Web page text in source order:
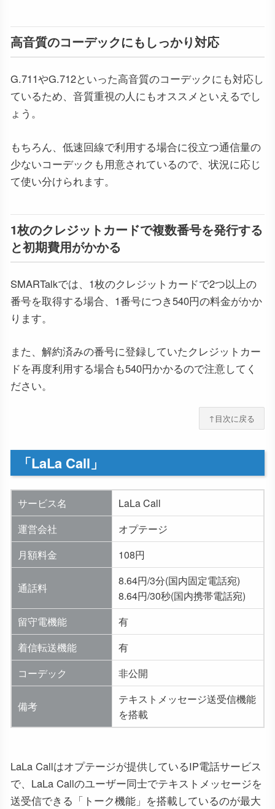
高音質のコーデックにもしっかり対応
G.711やG.712といった高音質のコーデックにも対応し
ているため、音質重視の人にもオススメといえるでし
ょう。
もちろん、低速回線で利用する場合に役立つ通信量の
少ないコーデックも用意されているので、状況に応じ
て使い分けられます。
1枚のクレジットカードで複数番号を発行する
と初期費用がかかる
SMARTalkでは、1枚のクレジットカードで2つ以上の
番号を取得する場合、1番号につき540円の料金がかか
ります。
また、解約済みの番号に登録していたクレジットカー
ドを再度利用する場合も540円かかるので注意してく
ださい。
↑目次に戻る
「LaLa Call」
サービス名
LaLa Call
運営会社
オプテージ
月額料金
108円
通話料
8.64円/3分(国内固定電話宛)
8.64円/30秒(国内携帯電話宛)
留守電機能
有
着信転送機能
有
コーデック
非公開
備考
テキストメッセージ送受信機能
を搭載
LaLa Callはオプテージが提供しているIP電話サービス
で、LaLa Callのユーザー同士でテキストメッセージを
送受信できる「トーク機能」を搭載しているのが最大